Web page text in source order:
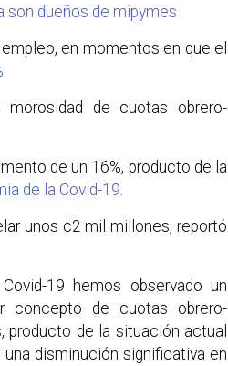
son dueños de mipymes
en momentos en que el
de cuotas obrero-
de un 16%, producto de la
de la Covid-19
unos ¢2 mil millones, reportó
19 hemos observado un
concepto de cuotas obrero-
de la situación actual
disminución significativa en